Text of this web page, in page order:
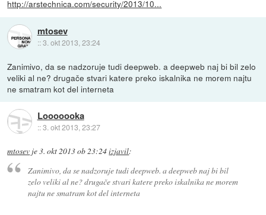
http://arstechnica.com/security/2013/10...
mtosev
::3. okt 2013, 23:24
Zanimivo, da se nadzoruje tudi deepweb. a deepweb naj bi bil zelo
veliki al ne? drugače stvari katere preko iskalnika ne morem najtu
ne smatram kot del interneta
Looooooka
::3. okt 2013, 23:27
mtosev je3. okt 2013 ob 23:24izjavil:
Zanimivo, da se nadzoruje tudi deepweb. a deepweb naj bi bil
zelo veliki al ne? drugače stvari katere preko iskalnika ne morem
najtu ne smatram kot del interneta